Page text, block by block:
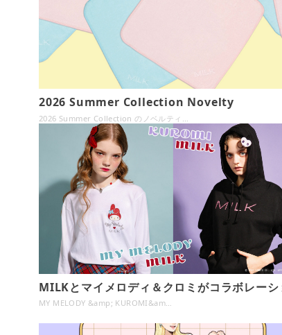
2026 Summer Collection Novelty
2026 Summer Collection のノベルティ…
MILKとマイメロディ＆クロミがコラボレーシ
MY MELODY &amp; KUROMI&am…